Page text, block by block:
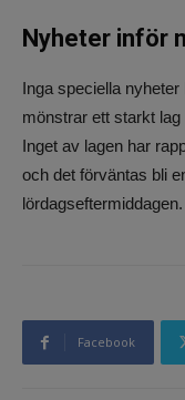
Nyheter inför
Inga speciella
mönstrar ett starkt
Inget av lagen har
och det förväntas bli
lördagseftermiddagen.
Facebook